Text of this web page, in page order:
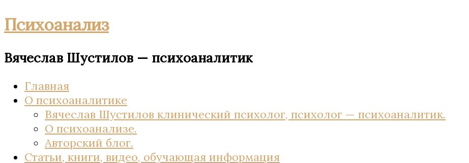
Психоанализ
Вячеслав Шустилов — психоаналитик
Главная
О психоаналитике
Вячеслав Шустилов клинический психолог, психолог — психоаналитик.
О психоанализе.
Авторский блог.
Статьи, книги, видео, обучающая информация